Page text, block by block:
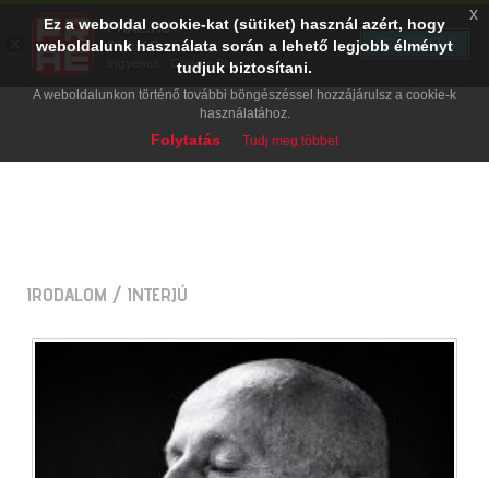
IRODALOM / INTERJÚ
Ez a weboldal cookie-kat (sütiket) használ azért, hogy
weboldalunk használata során a lehető legjobb élményt
tudjuk biztosítani.
A weboldalunkon történő további böngészéssel hozzájárulsz a cookie-k
használatához.
Folytatás Tudj meg többet
x
PRAE.HU
Digital Evolution
Ingyenes - Google Play
TELEPÍTÉS